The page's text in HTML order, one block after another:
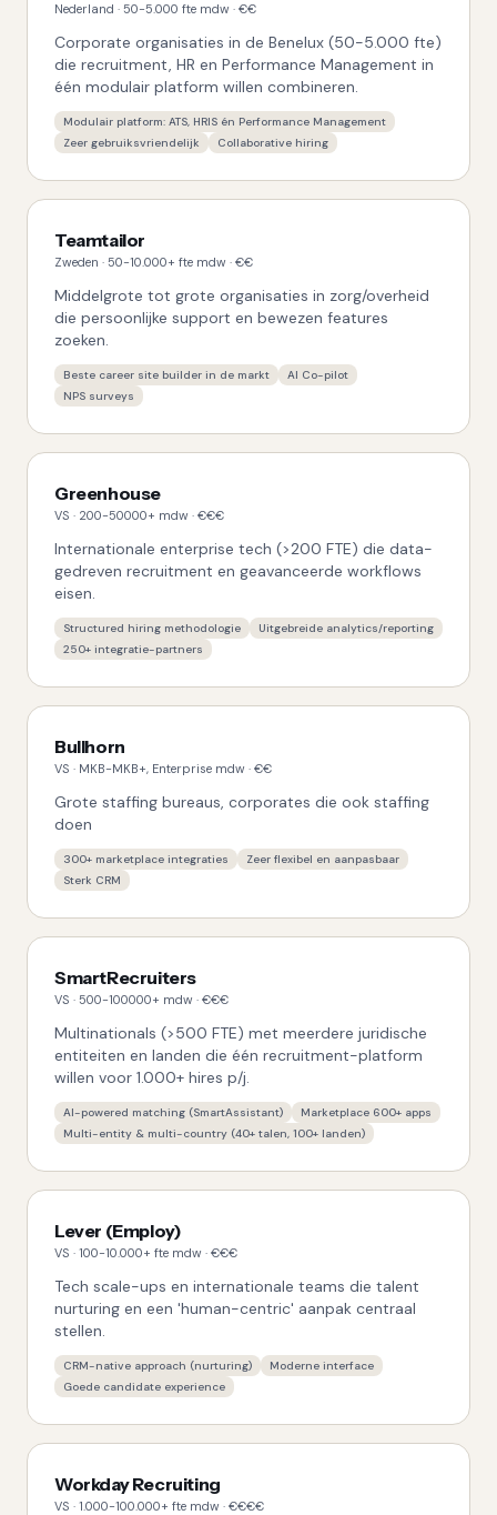
Nederland · 50-5.000 fte mdw · €€
Corporate organisaties in de Benelux (50-5.000 fte)
die recruitment, HR en Performance Management in
één modulair platform willen combineren.
Modulair platform: ATS, HRIS én Performance Management
Zeer gebruiksvriendelijk
Collaborative hiring
Teamtailor
Zweden · 50-10.000+ fte mdw · €€
Middelgrote tot grote organisaties in zorg/overheid
die persoonlijke support en bewezen features
zoeken.
Beste career site builder in de markt
AI Co-pilot
NPS surveys
Greenhouse
VS · 200-50000+ mdw · €€€
Internationale enterprise tech (>200 FTE) die data-
gedreven recruitment en geavanceerde workflows
eisen.
Structured hiring methodologie
Uitgebreide analytics/reporting
250+ integratie-partners
Bullhorn
VS · MKB-MKB+, Enterprise mdw · €€
Grote staffing bureaus, corporates die ook staffing
doen
300+ marketplace integraties
Zeer flexibel en aanpasbaar
Sterk CRM
SmartRecruiters
VS · 500-100000+ mdw · €€€
Multinationals (>500 FTE) met meerdere juridische
entiteiten en landen die één recruitment-platform
willen voor 1.000+ hires p/j.
AI-powered matching (SmartAssistant)
Marketplace 600+ apps
Multi-entity & multi-country (40+ talen, 100+ landen)
Lever (Employ)
VS · 100-10.000+ fte mdw · €€€
Tech scale-ups en internationale teams die talent
nurturing en een 'human-centric' aanpak centraal
stellen.
CRM-native approach (nurturing)
Moderne interface
Goede candidate experience
Workday Recruiting
VS · 1.000-100.000+ fte mdw · €€€€